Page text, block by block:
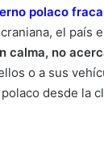
polaco
el país
calma, no
o a sus
desde la